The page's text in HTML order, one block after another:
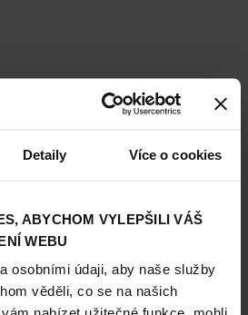
Detaily Více o cookies
ABYCHOM VYLEPŠILI VÁŠ
WEBU
osobními údaji, aby naše služby
věděli, co se na našich